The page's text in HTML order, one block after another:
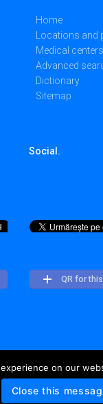
Home
Locations and
Medical
Advanced
Dictionary
Sitemap
Social.
QR for
on our
Close this